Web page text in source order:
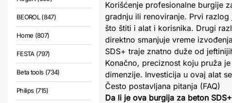
BEOROL (847)
Home (807)
FESTA (797)
Beta tools (734)
Philips (715)
Korišćenje profesionalne burgije
gradnju ili renoviranje. Prvi
što štiti i alat i korisnika. Drugi
direktno smanjuje vreme
SDS+ traje znatno duže od
Konačno, preciznost koju pruža
dimenzije. Investicija u ovaj alat
Često postavljana pitanja (FAQ)
Da li je ova burgija za beton